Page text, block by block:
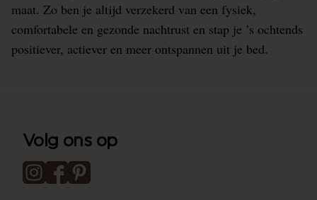
maat. Zo ben je altijd verzekerd van een fysiek,
comfortabele en gezonde nachtrust en stap je ’s ochtends
positiever, actiever en meer ontspannen uit je bed.
Volg ons op